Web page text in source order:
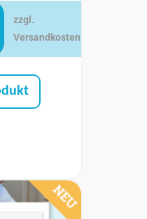
zzgl.
Versandkosten